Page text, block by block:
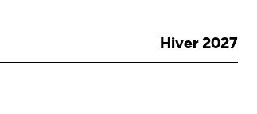
Hiver 2027